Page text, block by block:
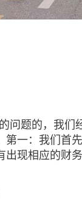
问题的，我们
一：我们首
现相应的财